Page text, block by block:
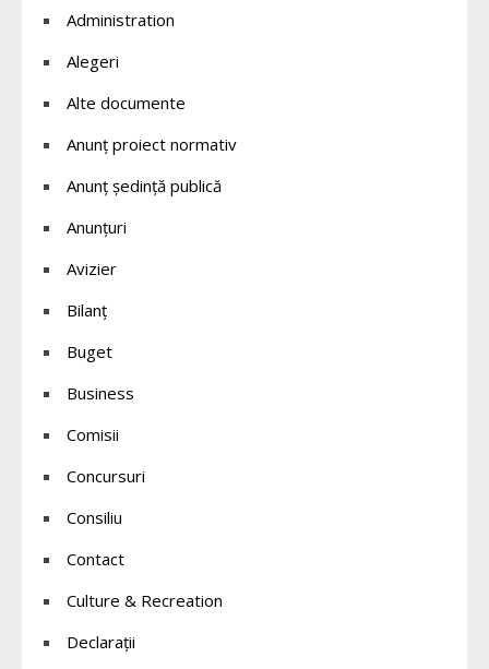
Administration
Alegeri
Alte documente
Anunț proiect normativ
Anunț ședință publică
Anunțuri
Avizier
Bilanț
Buget
Business
Comisii
Concursuri
Consiliu
Contact
Culture & Recreation
Declaraţii